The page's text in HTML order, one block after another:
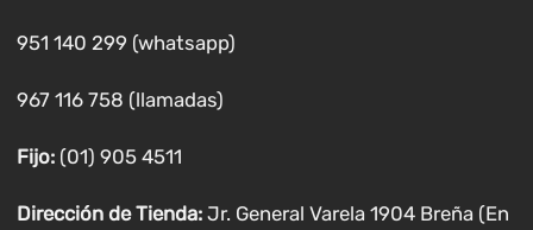
951 140 299 (whatsapp)
967 116 758 (llamadas)
Fijo:(01) 905 4511
Dirección de Tienda: Jr. General Varela 1904 Breña (En